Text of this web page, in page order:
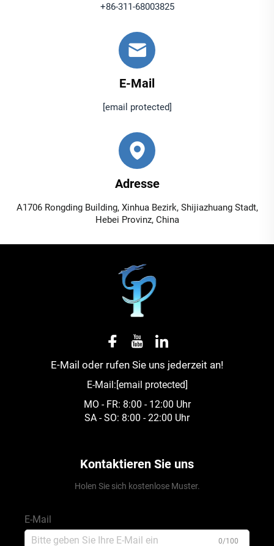
+86-311-68003825
E-Mail
[email protected]
Adresse
A1706 Rongding Building, Xinhua Bezirk, Shijiazhuang Stadt,
Hebei Provinz, China
E-Mail oder rufen Sie uns jederzeit an!
E-Mail:[email protected]
MO - FR: 8:00 - 12:00 Uhr
SA - SO: 8:00 - 22:00 Uhr
Kontaktieren Sie uns
Holen Sie sich kostenlose Muster.
E-Mail
0/100